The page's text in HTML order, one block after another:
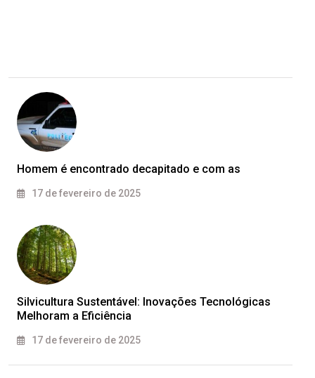
Homem é encontrado decapitado e com as
17 de fevereiro de 2025
Silvicultura Sustentável: Inovações Tecnológicas
Melhoram a Eficiência
17 de fevereiro de 2025